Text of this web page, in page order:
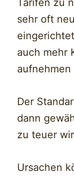
Tarifen zu
sehr oft
auch mehr
aufnehmen
Der
dann
zu teuer
Ursachen